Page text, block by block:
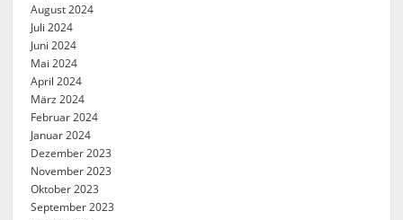
August 2024
Juli 2024
Juni 2024
Mai 2024
April 2024
März 2024
Februar 2024
Januar 2024
Dezember 2023
November 2023
Oktober 2023
September 2023